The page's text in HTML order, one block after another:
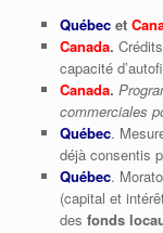
Québecet
Canada.
capacité
Canada.
commerciales
Québec.
déjà consentis
Québec.
(capital et
des fonds